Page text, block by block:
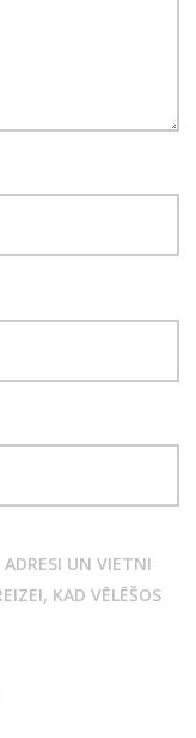
UN VIETNI
KAD VĒLĒŠOS